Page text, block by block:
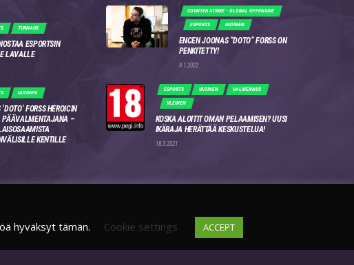
TURNAUS
ESPORTSIN
LAVALLE
UUTINEN
FORSS HEROICIN
PÄÄVALMENTAJANA –
KENTILLE
COUNTER STRIKE - GLOBAL OFFENSIVE
ESPORTS UUTINEN
ENCEN JOONAS “DOTO” FORSS ON
PENKITETTY!
8.1.2022
ESPORTS UUTINEN VALMENNUS
YLEINEN
KOSKA ALOITIT OMAN PELAAMISEN? UUSI
IKÄRAJA HERÄTTÄÄ KESKUSTELUA!
18.3.2021
TWITCH DISCORD
hyväksyt tämän. Cookie settings ACCEPT